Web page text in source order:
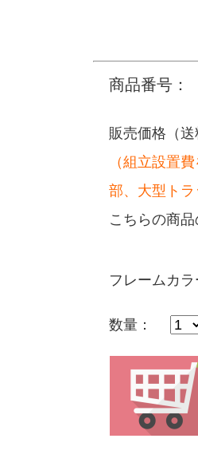
商品番号：
販売価格（送
（組立設置
部、大型トラ
こちらの商品
フレームカラ
数量：